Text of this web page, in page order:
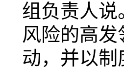
组负责人
风险的高
动，并以